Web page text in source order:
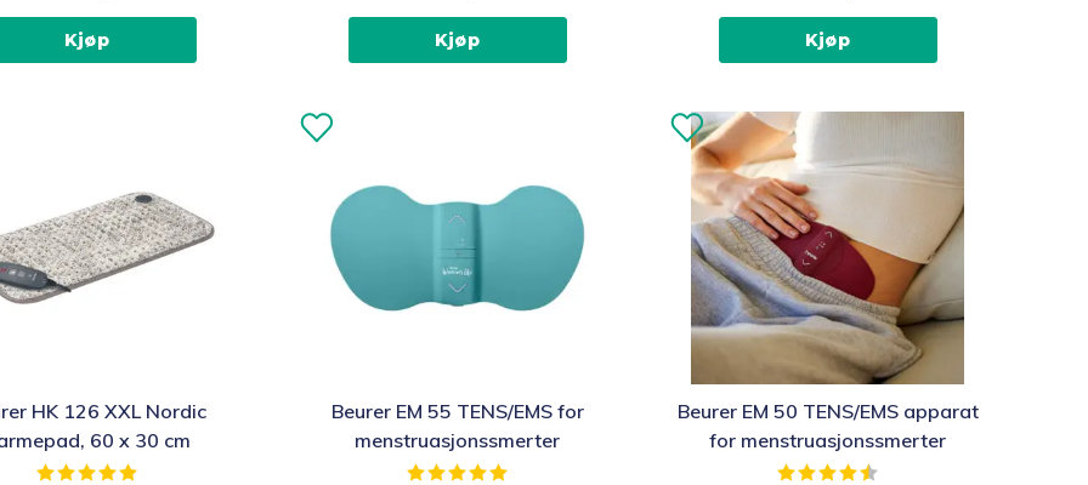
Kjøp Kjøp Kjøp
HK 126 XXL Nordic
60 x 30 cm
Karakter:
Beurer EM 55 TENS/EMS for
menstruasjonssmerter
Karakter:
Beurer EM 50 TENS/EMS apparat
for menstruasjonssmerter
Karakter: